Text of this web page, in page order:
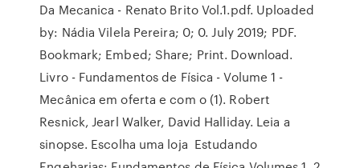
Da Mecanica - Renato Brito Vol.1.pdf. Uploaded
by: Nádia Vilela Pereira; 0; 0. July 2019; PDF.
Bookmark; Embed; Share; Print. Download.
Livro - Fundamentos de Física - Volume 1 -
Mecânica em oferta e com o (1). Robert
Resnick, Jearl Walker, David Halliday. Leia a
sinopse. Escolha uma loja Estudando